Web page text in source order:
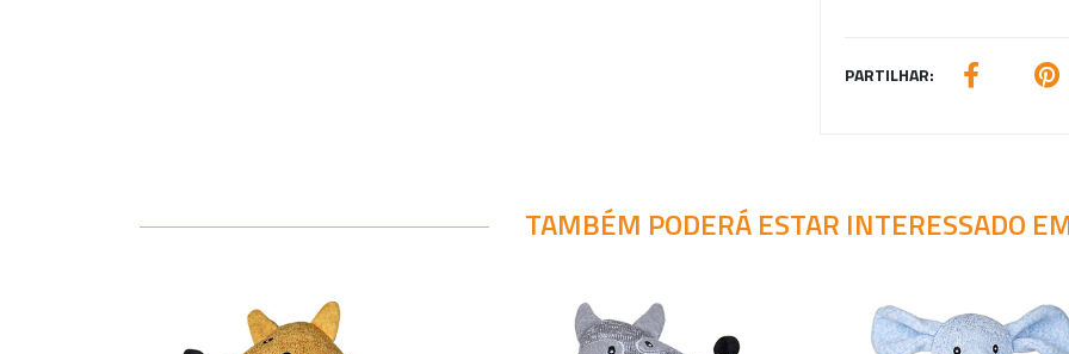
PARTILHAR:
TAMBÉM PODERÁ ESTAR INTERESSADO